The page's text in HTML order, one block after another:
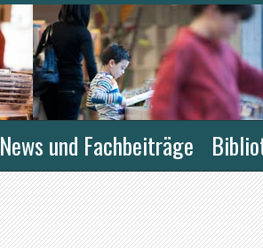
News und Fachbeiträge